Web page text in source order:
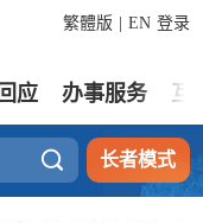
登录
繁體版 EN
应 办事服务 互
 长者模式